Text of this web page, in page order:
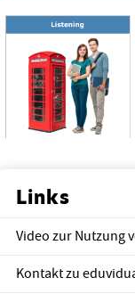
Links
Video zur Nutzung
Kontakt zu